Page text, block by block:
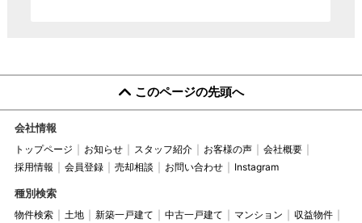
↓【売りたい】とお考えのかたのはコチラのページ
へ↓
▼現地でお待ちしております！
大垣市昼飯町 新築一戸建て
AM10：00～PM5：00
住所：大垣市昼飯町字東畑74-13 他
※完成したばかりの物件です！
このページの先頭へ
会社情報
トップページ お知らせ スタッフ紹介 お客様の声
会社概要
採用情報
会員登録 売却相談 お問い合わせ Instagram
種別検索
物件検索 土地 新築一戸建て 中古一戸建て マンション
収益物件